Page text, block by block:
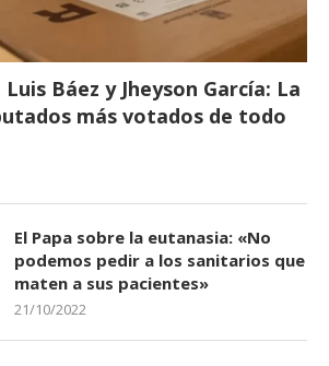
Báez y Jheyson García: La
más votados de todo
El Papa sobre la eutanasia: «No
podemos pedir a los sanitarios que
maten a sus pacientes»
21/10/2022